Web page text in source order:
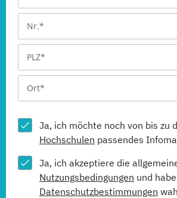
Ja, ich möchte noch von bis zu
Hochschulen passendes
Ja, ich akzeptiere die
Nutzungsbedingungen und
Datenschutzbestimmungen